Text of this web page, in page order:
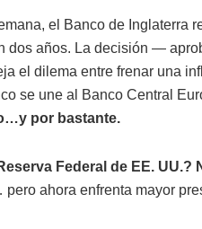
el Banco de Inglaterra
dos años. La decisión —
el dilema entre frenar una
se une al Banco Central
por bastante.
Federal de EE. UU.?
ahora enfrenta mayor